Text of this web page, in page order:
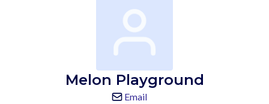
Melon Playground
Email